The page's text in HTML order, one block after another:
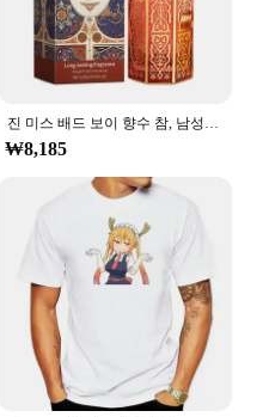
진 미스 배드 보이 향수 참, 남성용 데오도란트 향수, 우드 톤, 샌달우드, 시트러스, 기타 식물 추출물, 바디 스프레이, 100ml
₩8,185